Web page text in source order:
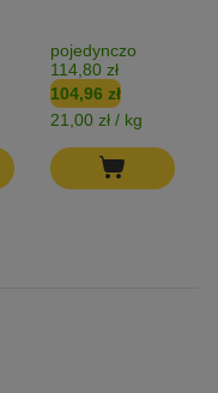
Volcanoes”,
jagnięcina -
bez zbóż
pojedynczo
114,80 zł
104,96 zł
21,00 zł / kg